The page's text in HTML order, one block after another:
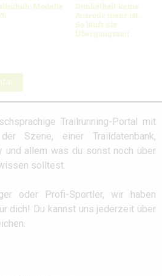
Modelle
Dunkelheit keine
Ausrede mehr ist.
So läuft die
Übergangszeit.
Trailrunning-Portal mit
Szene, einer Traildatenbank,
und allem was du sonst noch über
solltest.
oder Profi-Sportler, wir haben
dich! Du kannst uns jederzeit über